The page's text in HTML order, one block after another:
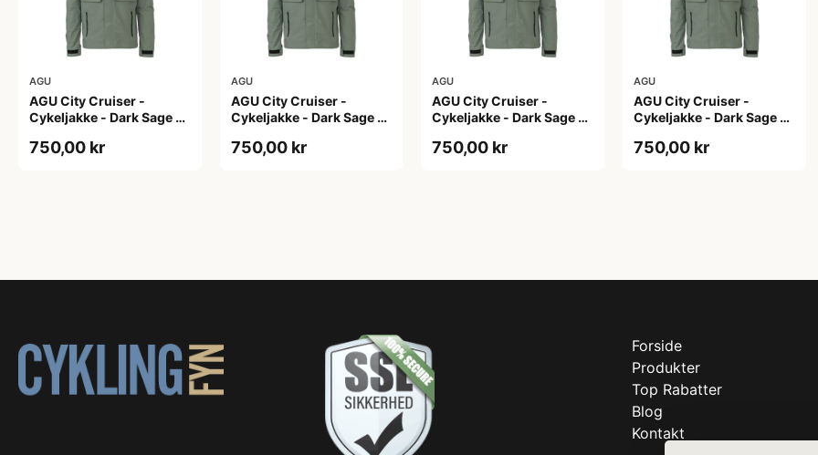
AGU
AGU City Cruiser -
Cykeljakke - Dark Sage -
750,00 kr
AGU
AGU City Cruiser -
Cykeljakke - Dark Sage -
750,00 kr
AGU
AGU City Cruiser -
Cykeljakke - Dark Sage -
750,00 kr
AGU
AGU City Cruiser -
Cykeljakke - Dark Sage -
750,00 kr
Forside
Produkter
Top Rabatter
Blog
Kontakt